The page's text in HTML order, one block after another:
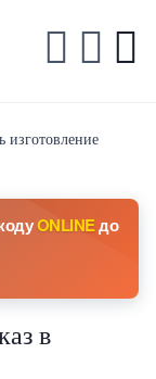
изготовление
ONLINEдо
в